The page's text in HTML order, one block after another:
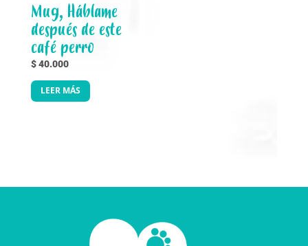
Mug, Háblame
después de este
café perro
$40.000
LEER MÁS